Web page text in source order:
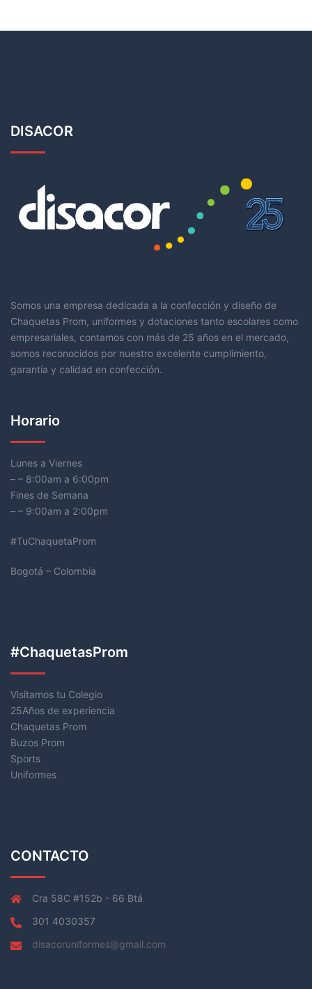
DISACOR
Somos una empresa dedicada a la confección y diseño de
Chaquetas Prom, uniformes y dotaciones tanto escolares como
empresariales, contamos con más de 25 años en el mercado,
somos reconocidos por nuestro excelente cumplimiento,
garantía y calidad en confección.
Horario
Lunes a Viernes
– – 8:00am a 6:00pm
Fines de Semana
– – 9:00am a 2:00pm
#TuChaquetaProm
Bogotá – Colombia
#ChaquetasProm
Visitamos tu Colegio
25Años de experiencia
Chaquetas Prom
Buzos Prom
Sports
Uniformes
CONTACTO
Cra 58C #152b - 66 Btá
301 4030357
disacoruniformes@gmail.com